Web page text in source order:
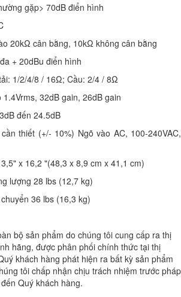
gặp> 70dB điển hình
20kΩ cân bằng, 10kΩ không cân bằng
+ 20dBu điển hình
1/2/4/8 / 16Ω; Cầu: 2/4 / 8Ω
32dB gain, 26dB gain
đến 24.5dB
thiết (+/- 10%) Ngõ vào AC, 100-240VAC,
x 16,2 "(48,3 x 8,9 cm x 41,1 cm)
lượng 28 lbs (12,7 kg)
36 lbs (16,3 kg)
bộ sản phẩm do chúng tôi cung cấp ra thị
hãng, được phân phối chính thức tại thị
khách hàng phát hiện ra bất kỳ sản phẩm
tôi chấp nhận chịu trách nhiệm trước pháp
Quý khách hàng.